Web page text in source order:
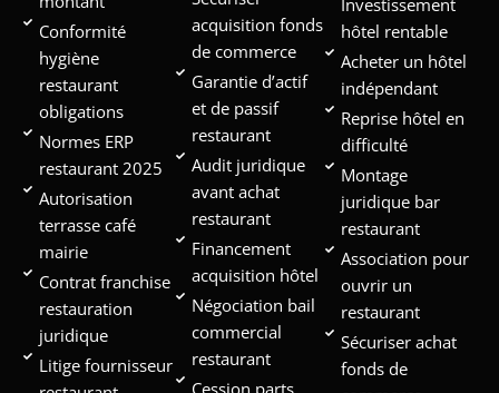
Conformité
hygiène
restaurant
obligations
Normes ERP
restaurant 2025
Autorisation
terrasse café
mairie
Contrat franchise
restauration
juridique
Litige fournisseur
acquisition fonds
de commerce
Garantie d’actif
et de passif
restaurant
Audit juridique
avant achat
restaurant
Financement
acquisition hôtel
Négociation bail
commercial
restaurant
Cession parts
hôtel rentable
Acheter un hôtel
indépendant
Reprise hôtel en
difficulté
Montage
juridique bar
restaurant
Association pour
ouvrir un
restaurant
Sécuriser achat
fonds de